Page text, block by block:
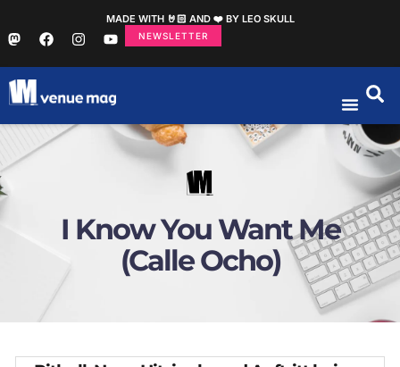
MADE WITH 🤘🏻 AND ❤️ BY LEO SKULL
NEWSLETTER
I Know You Want Me
(Calle Ocho)